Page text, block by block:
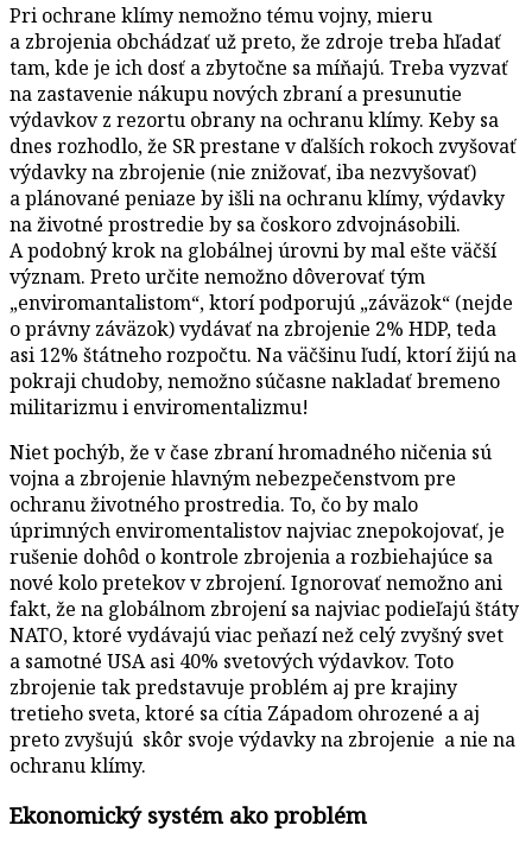
Pri ochrane klímy nemožno tému vojny, mieru
a zbrojenia obchádzať už preto, že zdroje treba hľadať
tam, kde je ich dosť a zbytočne sa míňajú. Treba vyzvať
na zastavenie nákupu nových zbraní a presunutie
výdavkov z rezortu obrany na ochranu klímy. Keby sa
dnes rozhodlo, že SR prestane v ďalších rokoch zvyšovať
výdavky na zbrojenie (nie znižovať, iba nezvyšovať)
a plánované peniaze by išli na ochranu klímy, výdavky
na životné prostredie by sa čoskoro zdvojnásobili.
A podobný krok na globálnej úrovni by mal ešte väčší
význam. Preto určite nemožno dôverovať tým
„enviromantalistom“, ktorí podporujú „záväzok“ (nejde
o právny záväzok) vydávať na zbrojenie 2% HDP, teda
asi 12% štátneho rozpočtu. Na väčšinu ľudí, ktorí žijú na
pokraji chudoby, nemožno súčasne nakladať bremeno
militarizmu i enviromentalizmu!
Niet pochýb, že v čase zbraní hromadného ničenia sú
vojna a zbrojenie hlavným nebezpečenstvom pre
ochranu životného prostredia. To, čo by malo
úprimných enviromentalistov najviac znepokojovať, je
rušenie dohôd o kontrole zbrojenia a rozbiehajúce sa
nové kolo pretekov v zbrojení. Ignorovať nemožno ani
fakt, že na globálnom zbrojení sa najviac podieľajú štáty
NATO, ktoré vydávajú viac peňazí než celý zvyšný svet
a samotné USA asi 40% svetových výdavkov. Toto
zbrojenie tak predstavuje problém aj pre krajiny
tretieho sveta, ktoré sa cítia Západom ohrozené a aj
preto zvyšujú skôr svoje výdavky na zbrojenie a nie na
ochranu klímy.
Ekonomický systém ako problém